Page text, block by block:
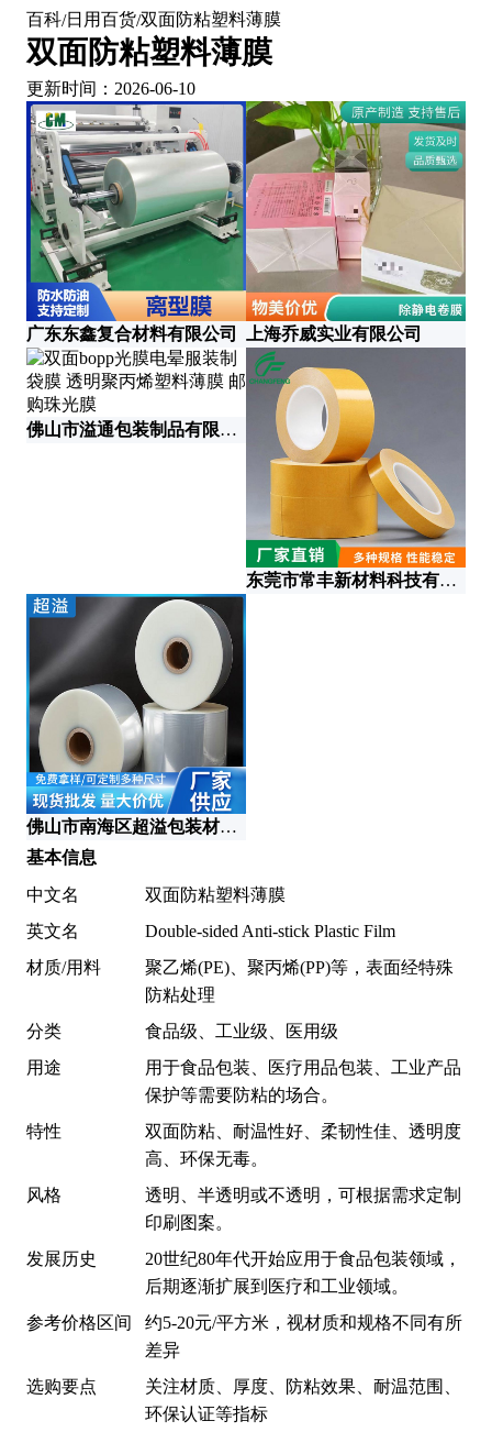
百科/日用百货/双面防粘塑料薄膜
双面防粘塑料薄膜
更新时间：2026-06-10
广东东鑫复合材料有限公司 上海乔威实业有限公司
佛山市溢通包装制品有限公司
东莞市常丰新材料科技有限公司
佛山市南海区超溢包装材料有限公司
基本信息
中文名
双面防粘塑料薄膜
英文名
Double-sided Anti-stick Plastic Film
材质/用料
聚乙烯(PE)、聚丙烯(PP)等，表面经特殊
防粘处理
分类
食品级、工业级、医用级
用途
用于食品包装、医疗用品包装、工业产品
保护等需要防粘的场合。
特性
双面防粘、耐温性好、柔韧性佳、透明度
高、环保无毒。
风格
透明、半透明或不透明，可根据需求定制
印刷图案。
发展历史
20世纪80年代开始应用于食品包装领域，
后期逐渐扩展到医疗和工业领域。
参考价格区间
约5-20元/平方米，视材质和规格不同有所
差异
选购要点
关注材质、厚度、防粘效果、耐温范围、
环保认证等指标